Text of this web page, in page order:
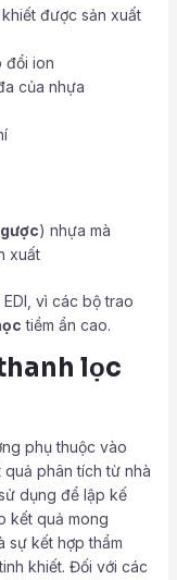
được sản xuất
đổi ion
của nhựa
) nhựa mà
xuất
vì các bộ trao
tiềm ẩn cao.
lọc
phụ thuộc vào
phân tích từ nhà
dụng để lập kế
kết quả mong
sự kết hợp thẩm
khiết. Đối với các